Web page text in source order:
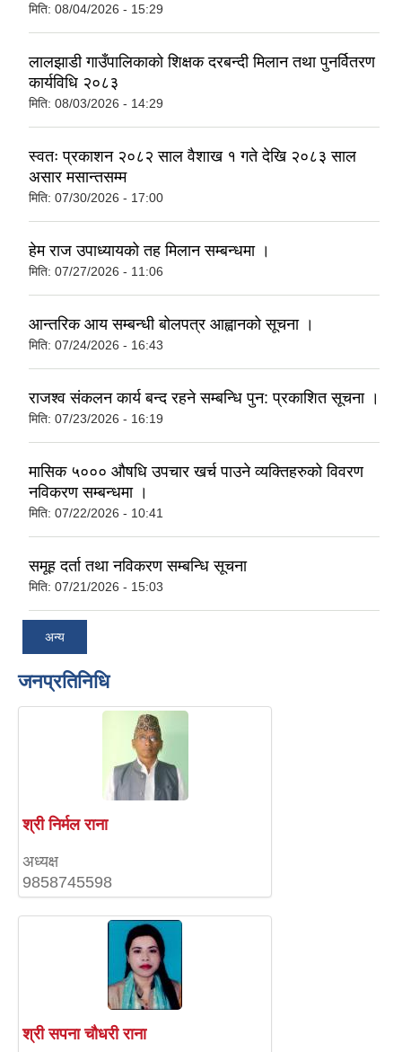
मिति: 08/04/2026 - 15:29
लालझाडी गाउँपालिकाको शिक्षक दरबन्दी मिलान तथा पुनर्वितरण
कार्यविधि २०८३
मिति: 08/03/2026 - 14:29
स्वतः प्रकाशन २०८२ साल वैशाख १ गते देखि २०८३ साल
असार मसान्तसम्म
मिति: 07/30/2026 - 17:00
हेम राज उपाध्यायको तह मिलान सम्बन्धमा ।
मिति: 07/27/2026 - 11:06
आन्तरिक आय सम्बन्धी बोलपत्र आह्वानको सूचना ।
मिति: 07/24/2026 - 16:43
राजश्व संकलन कार्य बन्द रहने सम्बन्धि पुन: प्रकाशित सूचना ।
मिति: 07/23/2026 - 16:19
मासिक ५००० औषधि उपचार खर्च पाउने व्यक्तिहरुको विवरण
नविकरण सम्बन्धमा ।
मिति: 07/22/2026 - 10:41
समूह दर्ता तथा नविकरण सम्बन्धि सूचना
मिति: 07/21/2026 - 15:03
अन्य
जनप्रतिनिधि
श्री निर्मल राना
अध्यक्ष
9858745598
श्री सपना चौधरी राना